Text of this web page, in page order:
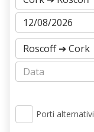
Porti alternativi